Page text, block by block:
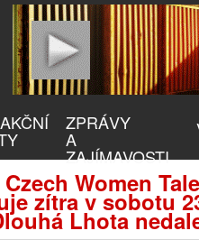
ZPRÁVY
A
ZAJÍMAVOSTI
Women
zítra v sobotu
Lhota